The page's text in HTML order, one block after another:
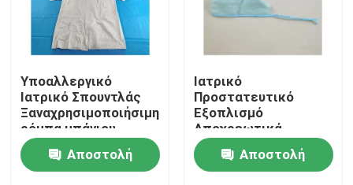
Σπίτι
Προϊόντα
Βίντεο
Υποαλλεργικό
Ιατρικό Σπουντλάς
Ξαναχρησιμοποιήσιμη
ρόμπα μπάνιου
μονόχρηστη ρόμπα
ασθενούςΑποστολή
Ιατρικό
Προστατευτικό
Εξοπλισμό
Αποχρεωτικά
ιατρικά καπέλα για
βέλτιστη προστασία
και άνεση σε χώρους
Αποστολή